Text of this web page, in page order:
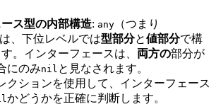
ス型の内部構造: any （つまり
、下位レベルでは型部分と値部分で構
。インターフェースは、 両方の部分が
にのみnil と見なされます。
クションを使用して、インターフェース
かどうかを正確に判断します。